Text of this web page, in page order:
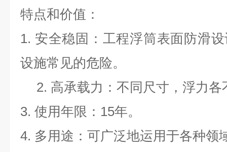
特点和价值：
1. 安全稳固：工程浮筒表面防滑
设施常见的危险。
2. 高承载力： 不同尺寸，浮力各
3. 使用年限：15年。
4. 多用途：可广泛地运用于各种领